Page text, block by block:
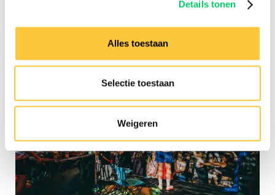
Details tonen
Alles toestaan
Selectie toestaan
Weigeren